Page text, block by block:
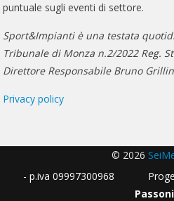
puntuale sugli eventi di settore.
Sport&Impianti è una testata
Tribunale di Monza n.2/2022 Reg.
Direttore Responsabile Bruno
Privacy policy
© 2026
- p.iva 09997300968
Passoni